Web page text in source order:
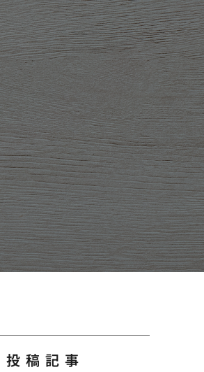
投稿記事